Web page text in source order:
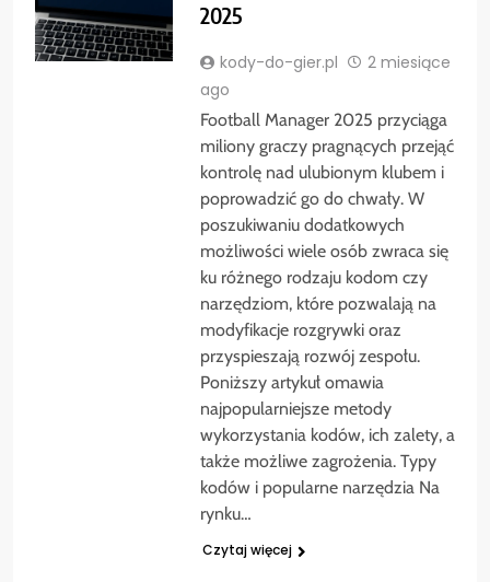
2025
kody-do-gier.pl
2 miesiące
ago
Football Manager 2025 przyciąga
miliony graczy pragnących przejąć
kontrolę nad ulubionym klubem i
poprowadzić go do chwały. W
poszukiwaniu dodatkowych
możliwości wiele osób zwraca się
ku różnego rodzaju kodom czy
narzędziom, które pozwalają na
modyfikacje rozgrywki oraz
przyspieszają rozwój zespołu.
Poniższy artykuł omawia
najpopularniejsze metody
wykorzystania kodów, ich zalety, a
także możliwe zagrożenia. Typy
kodów i popularne narzędzia Na
rynku…
Czytaj więcej